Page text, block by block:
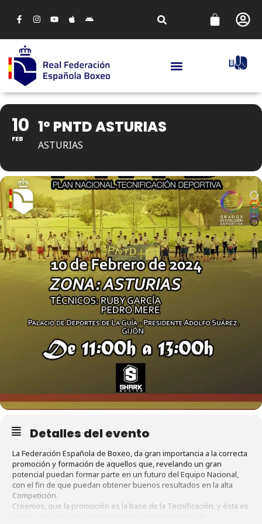
10
FEB
1º PNTD ASTURIAS
ASTURIAS
Detalles del evento
La Federación Española de Boxeo, da gran importancia a la correcta
promoción y formación de aquellos que, revelando un gran
potencial puedan formar parte en un futuro del Equipo Nacional,
con el fin de que puedan obtener buenos resultados en la alta
Competición.
Creemos, que la promoción es la base de la Tecnificación, y ésta es